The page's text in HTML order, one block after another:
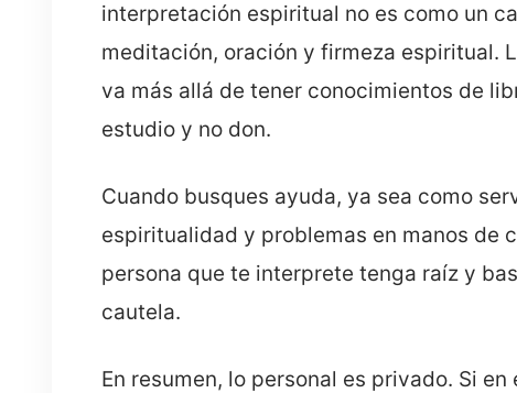
interpretación espiritual no es como un
meditación, oración y firmeza espiritual.
va más allá de tener conocimientos de
estudio y no don.
Cuando busques ayuda, ya sea como
espiritualidad y problemas en manos de
persona que te interprete tenga raíz y
cautela.
En resumen, lo personal es privado. Si